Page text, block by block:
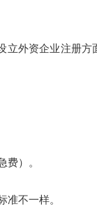
立外资企业注册
费）。
准不一样。